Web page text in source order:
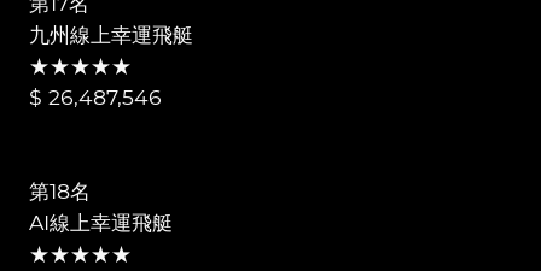
九州線上幸運飛艇
★★★★★
$ 26,487,546
第18名
AI線上幸運飛艇
★★★★★